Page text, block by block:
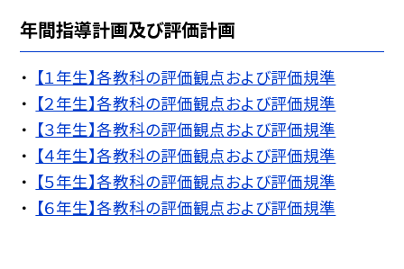
年間指導計画及び評価計画
【１年生】各教科の評価観点および評価規準
【２年生】各教科の評価観点および評価規準
【３年生】各教科の評価観点および評価規準
【４年生】各教科の評価観点および評価規準
【５年生】各教科の評価観点および評価規準
【６年生】各教科の評価観点および評価規準